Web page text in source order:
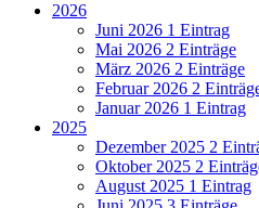
2026
Juni 2026 1 Eintrag
Mai 2026 2 Einträge
März 2026 2 Einträge
Februar 2026 2
Januar 2026 1 Eintrag
2025
Dezember 2025 2
Oktober 2025 2
August 2025 1 Eintrag